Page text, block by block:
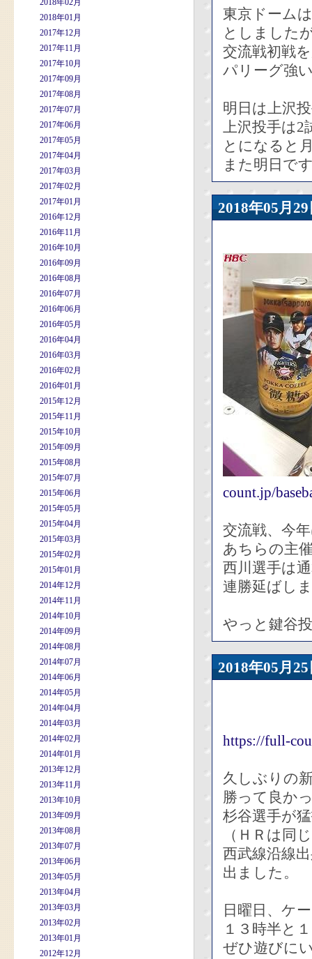
2018年02月
2018年01月
2017年12月
2017年11月
2017年10月
2017年09月
2017年08月
2017年07月
2017年06月
2017年05月
2017年04月
2017年03月
2017年02月
2017年01月
2016年12月
2016年11月
2016年10月
2016年09月
2016年08月
2016年07月
2016年06月
2016年05月
2016年04月
2016年03月
2016年02月
2016年01月
2015年12月
2015年11月
2015年10月
2015年09月
2015年08月
2015年07月
2015年06月
2015年05月
2015年04月
2015年03月
2015年02月
2015年01月
2014年12月
2014年11月
2014年10月
2014年09月
2014年08月
2014年07月
2014年06月
2014年05月
2014年04月
2014年03月
2014年02月
2014年01月
2013年12月
2013年11月
2013年10月
2013年09月
2013年08月
2013年07月
2013年06月
2013年05月
2013年04月
2013年03月
2013年02月
2013年01月
2012年12月
東京ドーム
としました
交流戦初戦
パリーグ強
明日は上沢
上沢投手は2
とになると
また明日で
2018年05
count.jp/
交流戦、今
あちらの主
西川選手は
連勝延ばし
やっと鍵谷
2018年05
https://full-
久しぶりの
勝って良か
杉谷選手が
（ＨＲは同
西武線沿線
出ました。
日曜日、ケ
１３時半と
ぜひ遊びに